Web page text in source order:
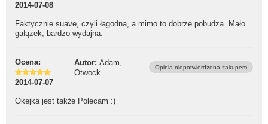
2014-07-08
Faktycznie suave, czyli łagodna, a mimo to dobrze pobudza. Mało
gałązek, bardzo wydajna.
Ocena: Autor: Adam,
Otwock
Opinia niepotwierdzona zakupem
2014-07-07
Okejka jest także Polecam :)